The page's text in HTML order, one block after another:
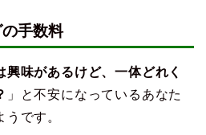
手数料
興味があるけど、一体どれく
」と不安になっているあなた
です。